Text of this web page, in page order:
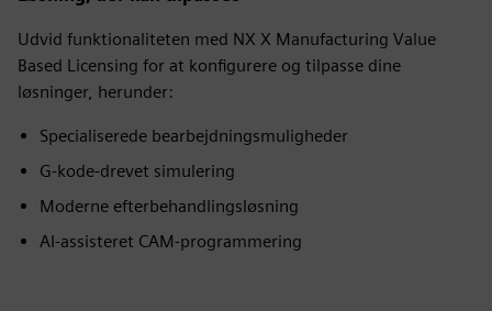
Udvid funktionaliteten med NX X Manufacturing Value
Based Licensing for at konfigurere og tilpasse dine
løsninger, herunder:
Specialiserede bearbejdningsmuligheder
G-kode-drevet simulering
Moderne efterbehandlingsløsning
AI-assisteret CAM-programmering